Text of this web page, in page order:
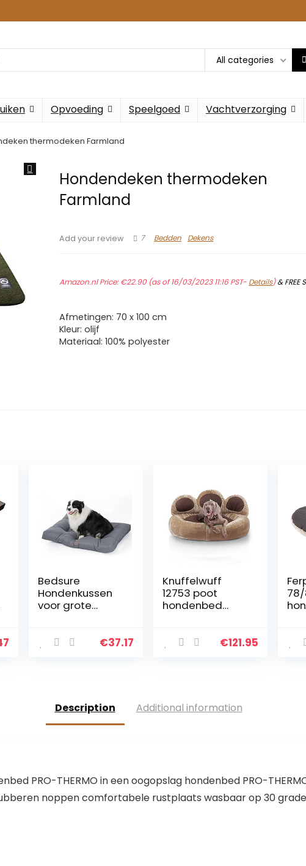
All categories
Opvoeding Speelgoed Vachtverzorging
thermodeken Farmland
Hondendeken thermodeken
Farmland
Add your review 7 Bedden Dekens
Amazon.nl Price:€22.90(as of 16/03/2023 11:16 PST- Details)&
Afmetingen: 70 x 100 cm
Kleur: olijf
Materiaal: 100% polyester
Bedsure
Hondenkussen
voor grote
110x90cm –
hoogte
€37.17
Knuffelwuff
12753 poot
hondenbed
€121.95
Description Additional information
PRO-THERMO in een oogopslag hondenbed PRO-
noppen comfortabele rustplaats wasbaar op 30